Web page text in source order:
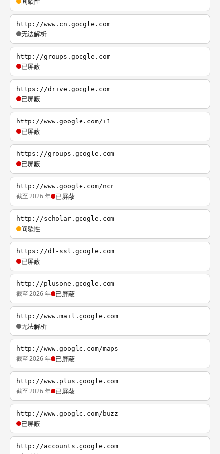
http://www.cn.google.com
无法解析
http://groups.google.com
已屏蔽
https://drive.google.com
已屏蔽
http://www.google.com/+1
已屏蔽
https://groups.google.com
已屏蔽
http://www.google.com/ncr
截至 2026 年 已屏蔽
http://scholar.google.com
间歇性
https://dl-ssl.google.com
已屏蔽
http://plusone.google.com
截至 2026 年 已屏蔽
http://www.mail.google.com
无法解析
http://www.google.com/maps
截至 2026 年 已屏蔽
http://www.plus.google.com
截至 2026 年 已屏蔽
http://www.google.com/buzz
已屏蔽
http://accounts.google.com